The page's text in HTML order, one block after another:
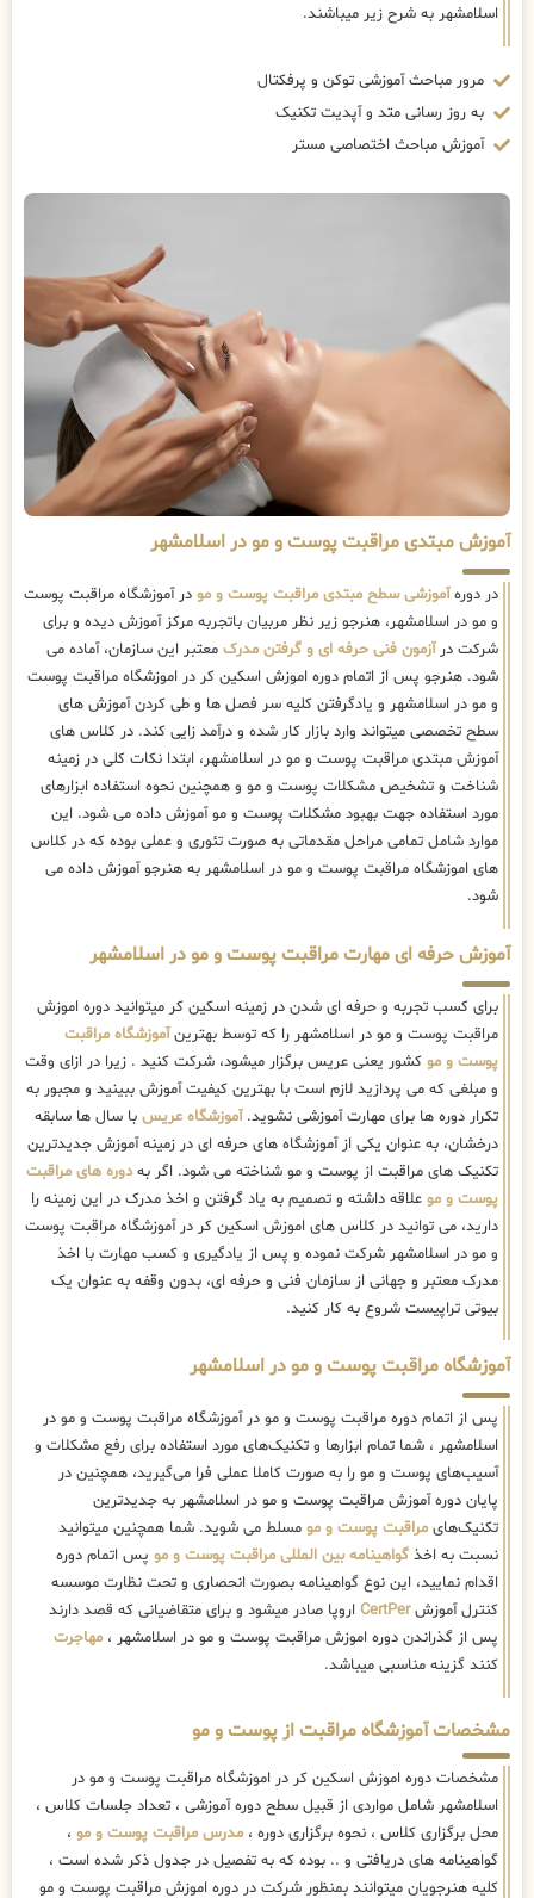
اسلامشهر به شرح زیر میباشند.
مرور مباحث آموزشی توکن و پرفکتال
به روز رسانی متد و آپدیت تکنیک
آموزش مباحث اختصاصی مستر
آموزش مبتدی مراقبت پوست و مو در اسلامشهر
در دورهآموزشی سطح مبتدی مراقبت پوست و مو در آموزشگاه مراقبت پوست
و مو در اسلامشهر، هنرجو زیر نظر مربیان باتجربه مرکز آموزش دیده و برای
شرکت درآزمون فنی حرفه ای و گرفتن مدرک معتبر این سازمان، آماده می
شود. هنرجو پس از اتمام دوره اموزش اسکین کر در اموزشگاه مراقبت پوست
و مو در اسلامشهر و یادگرفتن کلیه سر فصل ها و طی کردن آموزش های
سطح تخصصی میتواند وارد بازار کار شده و درآمد زایی کند. در کلاس های
آموزش مبتدی مراقبت پوست و مو در اسلامشهر، ابتدا نکات کلی در زمینه
شناخت و تشخیص مشکلات پوست و مو و همچنین نحوه استفاده ابزارهای
مورد استفاده جهت بهبود مشکلات پوست و مو آموزش داده می شود. این
موارد شامل تمامی مراحل مقدماتی به صورت تئوری و عملی بوده که در کلاس
های اموزشگاه مراقبت پوست و مو در اسلامشهر به هنرجو آموزش داده می
شود.
آموزش حرفه ای مهارت مراقبت پوست و مو در اسلامشهر
برای کسب تجربه و حرفه ای شدن در زمینه اسکین کر میتوانید دوره اموزش
مراقبت پوست و مو در اسلامشهر را که توسط بهترینآموزشگاه مراقبت
پوست و مو کشور یعنی عریس برگزار میشود، شرکت کنید . زیرا در ازای وقت
و مبلغی که می پردازید لازم است با بهترین کیفیت آموزش ببینید و مجبور به
تکرار دوره ها برای مهارت آموزشی نشوید.آموزشگاه عریس با سال ها سابقه
درخشان، به عنوان یکی از آموزشگاه های حرفه ای در زمینه آموزش جدیدترین
تکنیک های مراقبت از پوست و مو شناخته می شود. اگر بهدوره های مراقبت
پوست و مو علاقه داشته و تصمیم به یاد گرفتن و اخذ مدرک در این زمینه را
دارید، می توانید در کلاس های اموزش اسکین کر در آموزشگاه مراقبت پوست
و مو در اسلامشهر شرکت نموده و پس از یادگیری و کسب مهارت با اخذ
مدرک معتبر و جهانی از سازمان فنی و حرفه ای، بدون وقفه به عنوان یک
بیوتی تراپیست شروع به کار کنید.
آموزشگاه مراقبت پوست و مو در اسلامشهر
پس از اتمام دوره مراقبت پوست و مو در آموزشگاه مراقبت پوست و مو در
اسلامشهر ، شما تمام ابزارها و تکنیک‌های مورد استفاده برای رفع مشکلات و
آسیب‌های پوست و مو را به صورت کاملا عملی فرا می‌گیرید، همچنین در
پایان دوره آموزش مراقبت پوست و مو در اسلامشهر به جدیدترین
تکنیک‌های مراقبت پوست و مو مسلط می شوید. شما همچنین میتوانید
نسبت به اخذ گواهینامه بین المللی مراقبت پوست و مو پس اتمام دوره
اقدام نمایید، این نوع گواهینامه بصورت انحصاری و تحت نظارت موسسه
کنترل آموزشCertPer اروپا صادر میشود و برای متقاضیانی که قصد دارند
پس از گذراندن دوره اموزش مراقبت پوست و مو در اسلامشهر ، مهاجرت
کنند گزینه مناسبی میباشد.
مشخصات آموزشگاه مراقبت از پوست و مو
مشخصات دوره اموزش اسکین کر در اموزشگاه مراقبت پوست و مو در
اسلامشهر شامل مواردی از قبیل سطح دوره آموزشی ، تعداد جلسات کلاس ،
محل برگزاری کلاس ، نحوه برگزاری دوره ، مدرس مراقبت پوست و مو ،
گواهینامه های دریافتی و .. بوده که به تفصیل در جدول ذکر شده است ،
کلیه هنرجویان میتوانند بمنظور شرکت در دوره اموزش مراقبت پوست و مو